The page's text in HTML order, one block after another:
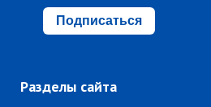
Подписаться
Разделы сайта